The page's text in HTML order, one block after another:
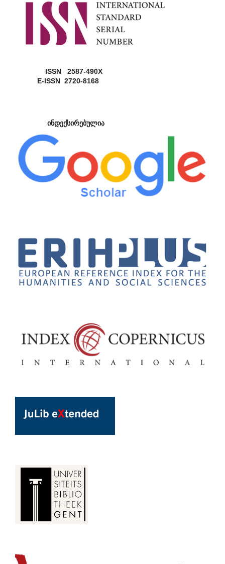
ISSN 2587-490X
E-ISSN 2720-8168
ინდექსირებულია